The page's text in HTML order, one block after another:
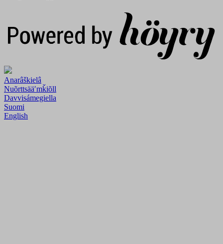
Anarâškielâ
Nuõrttsääʹmǩiõll
Davvisámegiella
Suomi
English